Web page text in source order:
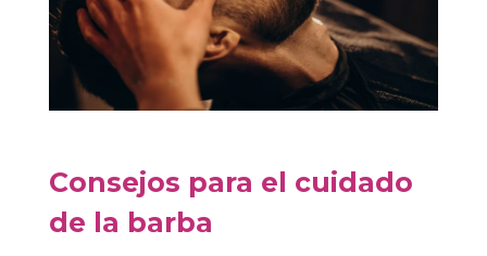
Consejos para el cuidado
de la barba